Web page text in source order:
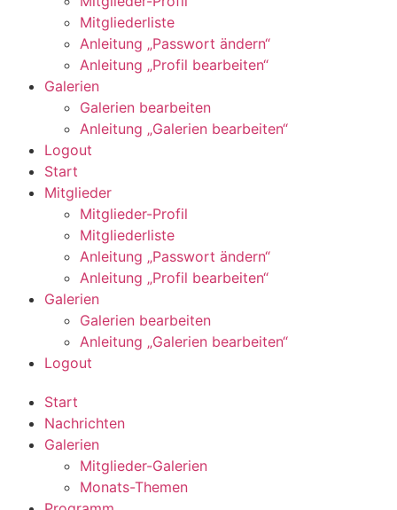
Mitgliederliste
Anleitung „Passwort ändern“
Anleitung „Profil bearbeiten“
Galerien
Galerien bearbeiten
Anleitung „Galerien bearbeiten“
Logout
Start
Mitglieder
Mitglieder-Profil
Mitgliederliste
Anleitung „Passwort ändern“
Anleitung „Profil bearbeiten“
Galerien
Galerien bearbeiten
Anleitung „Galerien bearbeiten“
Logout
Start
Nachrichten
Galerien
Mitglieder-Galerien
Monats-Themen